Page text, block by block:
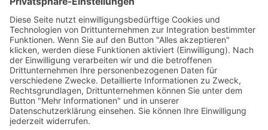
informieren Sie den Abschleppdienst darüber.
Besondere Anforderungen: Falls es spezielle
Anforderungen gibt, wie beispielsweise ein
Allradantrieb oder ein blockiertes Rad, teilen Sie
dies dem Abschleppdienst mit. Kontaktdaten:
Geben Sie Ihre vollständigen Kontaktdaten an,
einschließlich Name, Telefonnummer und
gegebenenfalls E-Mail-Adresse. Dadurch kann der
Abschleppdienst Sie bei Rückfragen erreichen und